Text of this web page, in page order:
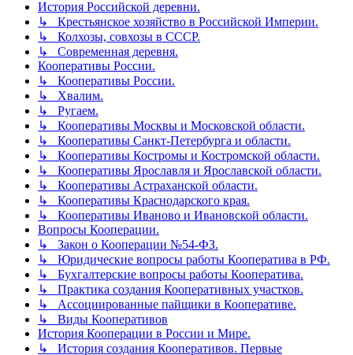
История Российской деревни.
↳ Крестьянское хозяйство в Российской Империи.
↳ Колхозы, совхозы в СССР.
↳ Современная деревня.
Кооперативы России.
↳ Кооперативы России.
↳ Хвалим.
↳ Ругаем.
↳ Кооперативы Москвы и Московской области.
↳ Кооперативы Санкт-Петербурга и области.
↳ Кооперативы Костромы и Костромской области.
↳ Кооперативы Ярославля и Ярославской области.
↳ Кооперативы Астраханской области.
↳ Кооперативы Краснодарского края.
↳ Кооперативы Иваново и Ивановской области.
Вопросы Кооперации.
↳ Закон о Кооперации №54-ФЗ.
↳ Юридические вопросы работы Кооператива в РФ.
↳ Бухгалтерские вопросы работы Кооператива.
↳ Практика создания Кооперативных участков.
↳ Ассоциированные пайщики в Кооперативе.
↳ Виды Кооперативов
История Кооперации в России и Мире.
↳ История создания Кооперативов. Первые